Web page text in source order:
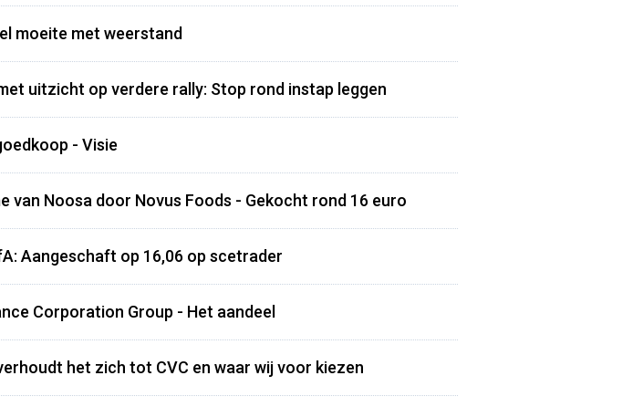
moeite met weerstand
uitzicht op verdere rally: Stop rond instap leggen
- Visie
van Noosa door Novus Foods - Gekocht rond 16 euro
Aangeschaft op 16,06 op scetrader
Corporation Group - Het aandeel
het zich tot CVC en waar wij voor kiezen